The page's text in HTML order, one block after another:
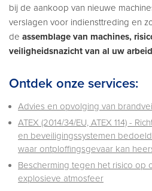
bij de aankoop van nieuwe
verslagen voor indiensttreding en
de assemblage van machines,
veiligheidsnazicht van al uw
Ontdek onze services:
Advies en opvolging van
ATEX (2014/34/EU, ATEX 114) -
en beveiligingssystemen
waar ontploffingsgevaar kan
Bescherming tegen het risico op
explosieve atmosfeer